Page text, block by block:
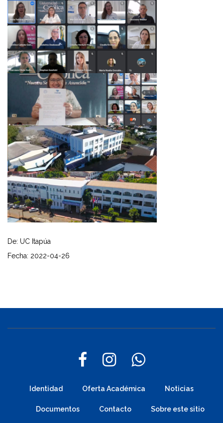
De: UC Itapúa
Fecha: 2022-04-26
Identidad Oferta Académica Noticias
Documentos Contacto Sobre este sitio